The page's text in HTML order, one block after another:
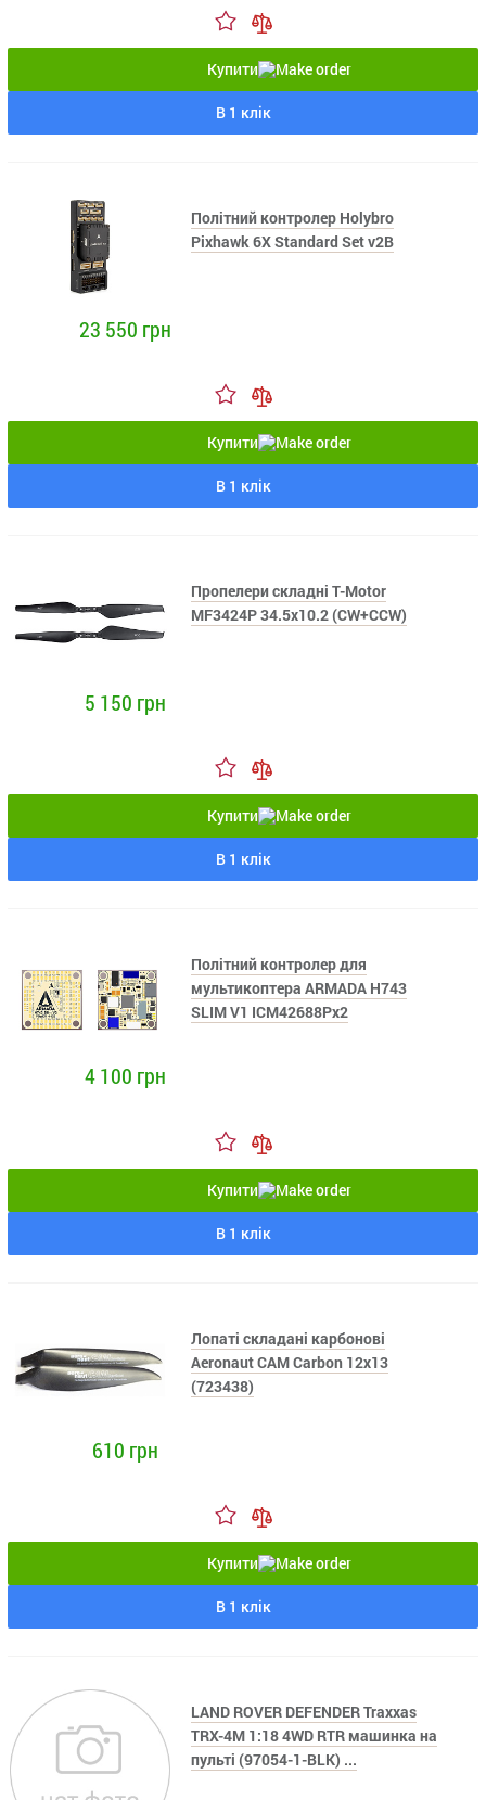
Купити
В 1 клік
Політний контролер Holybro
Pixhawk 6X Standard Set v2B
23 550 грн
Купити
В 1 клік
Пропелери складні T-Motor
MF3424P 34.5x10.2 (CW+CCW)
5 150 грн
Купити
В 1 клік
Політний контролер для
мультикоптера ARMADA H743
SLIM V1 ICM42688Px2
4 100 грн
Купити
В 1 клік
Лопаті складані карбонові
Aeronaut CAM Carbon 12x13
(723438)
610 грн
Купити
В 1 клік
LAND ROVER DEFENDER Traxxas
TRX-4M 1:18 4WD RTR машинка на
пульті (97054-1-BLK) ...